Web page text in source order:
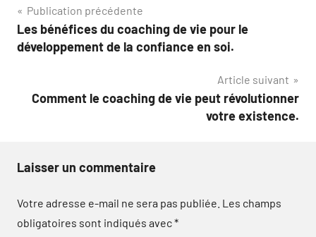
Navigation
de
Publication précédente
Les bénéfices du coaching de vie pour le
développement de la confiance en soi.
Article suivant
Comment le coaching de vie peut révolutionner
votre existence.
Laisser un commentaire
Votre adresse e-mail ne sera pas publiée. Les champs
obligatoires sont indiqués avec*